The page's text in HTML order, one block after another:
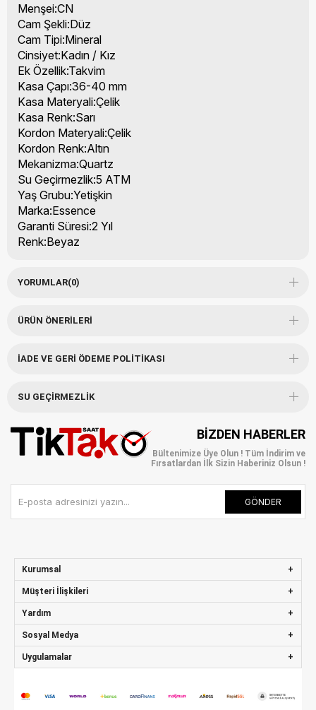
Menşei:CN
Cam Şekli:Düz
Cam Tipi:Mineral
Cinsiyet:Kadın / Kız
Ek Özellik:Takvim
Kasa Çapı:36-40 mm
Kasa Materyali:Çelik
Kasa Renk:Sarı
Kordon Materyali:Çelik
Kordon Renk:Altın
Mekanizma:Quartz
Su Geçirmezlik:5 ATM
Yaş Grubu:Yetişkin
Marka:Essence
Garanti Süresi:2 Yıl
Renk:Beyaz
YORUMLAR(0)
ÜRÜN ÖNERILERI
İADE VE GERI ÖDEME POLITIKASI
SU GEÇIRMEZLIK
BIZDEN HABERLER
Bültenimize Üye Olun ! Tüm İndirim ve
Fırsatlardan İlk Sizin Haberiniz Olsun !
GÖNDER
Kurumsal
Müşteri İlişkileri
Yardım
Sosyal Medya
Uygulamalar